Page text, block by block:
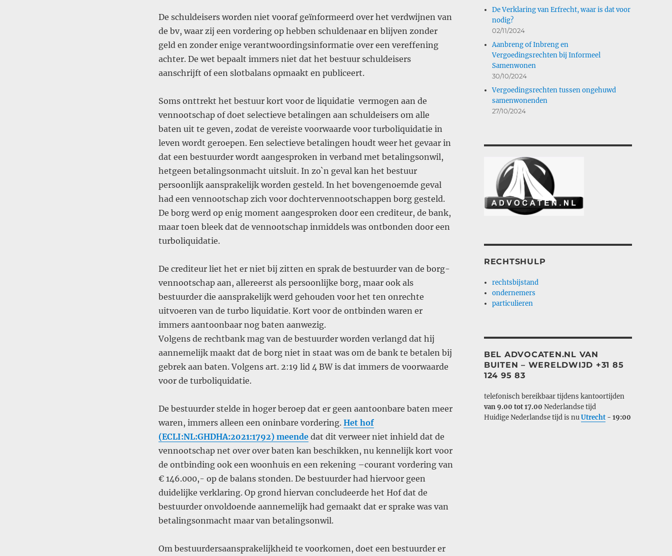
De schuldeisers worden niet vooraf geïnformeerd over het verdwijnen van
de bv, waar zij een vordering op hebben schuldenaar en blijven zonder
geld en zonder enige verantwoordingsinformatie over een vereffening
achter. De wet bepaalt immers niet dat het bestuur schuldeisers
aanschrijft of een slotbalans opmaakt en publiceert.
Soms onttrekt het bestuur kort voor de liquidatie vermogen aan de
vennootschap of doet selectieve betalingen aan schuldeisers om alle
baten uit te geven, zodat de vereiste voorwaarde voor turboliquidatie in
leven wordt geroepen. Een selectieve betalingen houdt weer het gevaar in
dat een bestuurder wordt aangesproken in verband met betalingsonwil,
hetgeen betalingsonmacht uitsluit. In zo`n geval kan het bestuur
persoonlijk aansprakelijk worden gesteld. In het bovengenoemde geval
had een vennootschap zich voor dochtervennootschappen borg gesteld.
De borg werd op enig moment aangesproken door een crediteur, de bank,
maar toen bleek dat de vennootschap inmiddels was ontbonden door een
turboliquidatie.
De crediteur liet het er niet bij zitten en sprak de bestuurder van de borg-
vennootschap aan, allereerst als persoonlijke borg, maar ook als
bestuurder die aansprakelijk werd gehouden voor het ten onrechte
uitvoeren van de turbo liquidatie. Kort voor de ontbinden waren er
immers aantoonbaar nog baten aanwezig.
Volgens de rechtbank mag van de bestuurder worden verlangd dat hij
aannemelijk maakt dat de borg niet in staat was om de bank te betalen bij
gebrek aan baten. Volgens art. 2:19 lid 4 BW is dat immers de voorwaarde
voor de turboliquidatie.
De bestuurder stelde in hoger beroep dat er geen aantoonbare baten meer
waren, immers alleen een oninbare vordering. Het hof
(ECLI:NL:GHDHA:2021:1792) meendedat dit verweer niet inhield dat de
vennootschap net over over baten kan beschikken, nu kennelijk kort voor
de ontbinding ook een woonhuis en een rekening –courant vordering van
€ 146.000,- op de balans stonden. De bestuurder had hiervoor geen
duidelijke verklaring. Op grond hiervan concludeerde het Hof dat de
bestuurder onvoldoende aannemelijk had gemaakt dat er sprake was van
betalingsonmacht maar van betalingsonwil.
Om bestuurdersaansprakelijkheid te voorkomen, doet een bestuurder er
De Verklaring van Erfrecht, waar is dat voor
nodig?
02/11/2024
Aanbreng of Inbreng en
Vergoedingsrechten bij Informeel
Samenwonen
30/10/2024
Vergoedingsrechten tussen ongehuwd
samenwonenden
27/10/2024
RECHTSHULP
rechtsbijstand
ondernemers
particulieren
BEL ADVOCATEN.NL VAN
BUITEN – WERELDWIJD +31 85
124 95 83
telefonisch bereikbaar tijdens kantoortijden
van 9.00 tot 17.00 Nederlandse tijd
Huidige Nederlandse tijd is nuUtrecht- 19:00